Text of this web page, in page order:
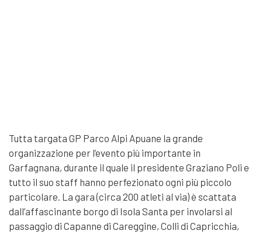
Tutta targata GP Parco Alpi Apuane la grande
organizzazione per l’evento più importante in
Garfagnana, durante il quale il presidente Graziano Poli e
tutto il suo staff hanno perfezionato ogni più piccolo
particolare. La gara (circa 200 atleti al via) è scattata
dall’affascinante borgo di Isola Santa per involarsi al
passaggio di Capanne di Careggine, Colli di Capricchia,